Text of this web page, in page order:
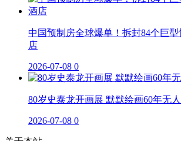
中国预制房全球爆单！拆封84个巨
店
2026-07-08 0
80岁史泰龙开画展 默默绘画60年无
2026-07-08 0